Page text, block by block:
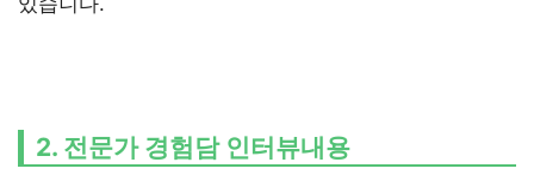
2. 전문가 경험담 인터뷰내용